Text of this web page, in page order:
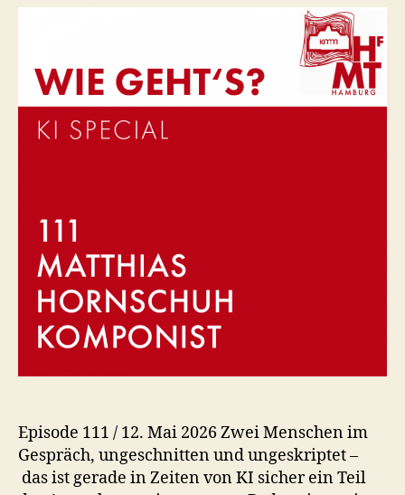
–
Komponist
Episode 111 / 12. Mai 2026 Zwei Menschen im
Gespräch, ungeschnitten und ungeskriptet –
das ist gerade in Zeiten von KI sicher ein Teil